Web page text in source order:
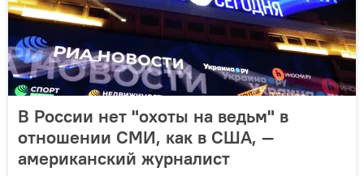
В России нет "охоты на ведьм" в
отношении СМИ, как в США, —
американский журналист